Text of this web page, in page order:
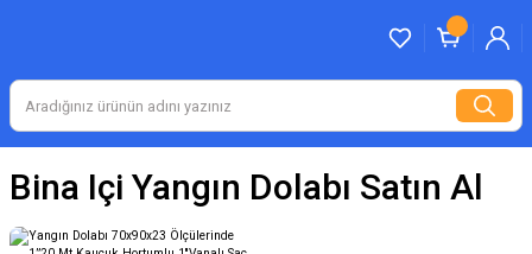
Bina Içi Yangın Dolabı Satın Al